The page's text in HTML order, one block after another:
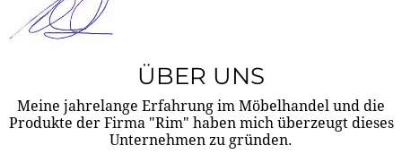
ÜBER UNS
Meine jahrelange Erfahrung im Möbelhandel und die
Produkte der Firma "Rim" haben mich überzeugt dieses
Unternehmen zu gründen.